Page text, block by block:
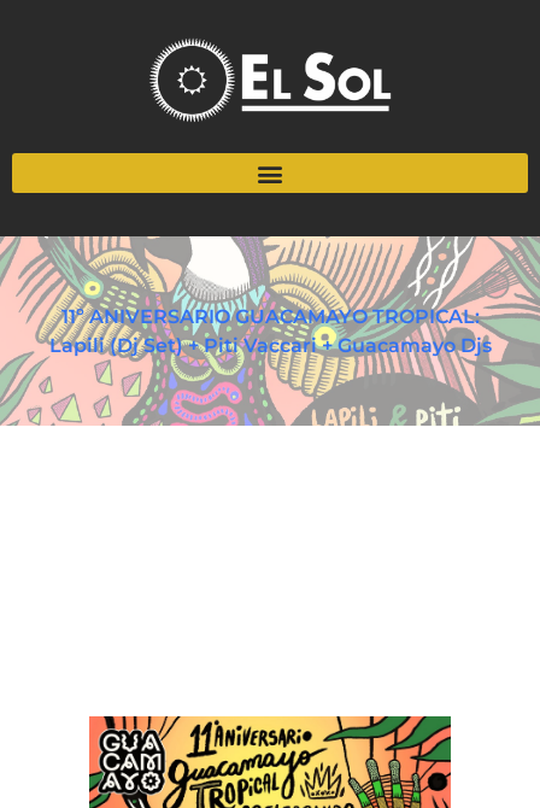
11º ANIVERSARIO GUACAMAYO TROPICAL:
Lapili (Dj Set) + Piti Vaccari + Guacamayo Djs